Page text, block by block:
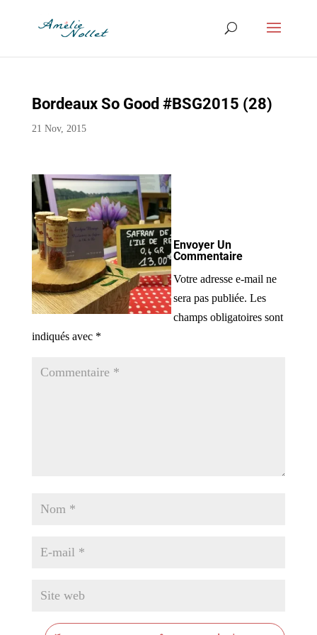
Bordeaux So Good #BSG2015 (28)
21 Nov, 2015
Envoyer Un
Commentaire
Votre adresse e-mail ne
sera pas publiée. Les
champs obligatoires sont
indiqués avec *